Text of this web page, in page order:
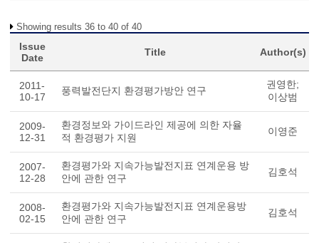
Showing results 36 to 40 of 40
Issue
Date
Title Author(s)
2011-
10-17
풍력발전단지 환경평가방안 연구
권영한;
이상범
2009-
12-31
환경정보와 가이드라인 제공에 의한 자율
적 환경평가 지원
이영준
2007-
12-28
환경평가와 지속가능발전지표 연계운용 방
안에 관한 연구
김호석
2008-
02-15
환경평가와 지속가능발전지표 연계운용방
안에 관한 연구
김호석